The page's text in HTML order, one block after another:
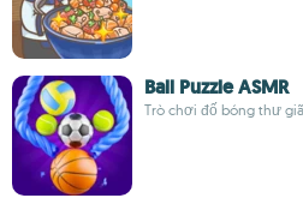
Ball Puzzle ASMR
Trò chơi đố bóng thư